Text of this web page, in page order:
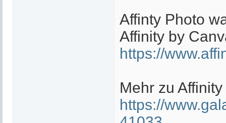
Affinty Photo
Affinity by
https://
Mehr zu Affinity
https://